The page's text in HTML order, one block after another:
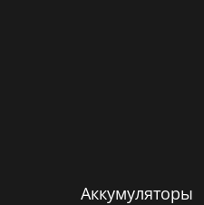
Аккумуляторы